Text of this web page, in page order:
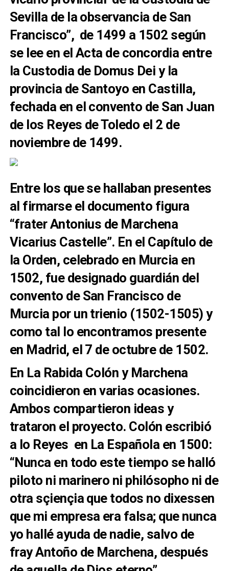
Sevilla de la observancia de San
Francisco”, de 1499 a 1502 según
se lee en el Acta de concordia entre
la Custodia de Domus Dei y la
provincia de Santoyo en Castilla,
fechada en el convento de San Juan
de los Reyes de Toledo el 2 de
noviembre de 1499.
Entre los que se hallaban presentes
al firmarse el documento figura
“frater Antonius de Marchena
Vicarius Castelle”. En el Capítulo de
la Orden, celebrado en Murcia en
1502, fue designado guardián del
convento de San Francisco de
Murcia por un trienio (1502-1505) y
como tal lo encontramos presente
en Madrid, el 7 de octubre de 1502.
En La Rabida Colón y Marchena
coincidieron en varias ocasiones.
Ambos compartieron ideas y
trataron el proyecto. Colón escribió
a lo Reyes en La Española en 1500:
“Nunca en todo este tiempo se halló
piloto ni marinero ni philósopho ni de
otra sçiençia que todos no dixessen
que mi empresa era falsa; que nunca
yo hallé ayuda de nadie, salvo de
fray Antoño de Marchena, después